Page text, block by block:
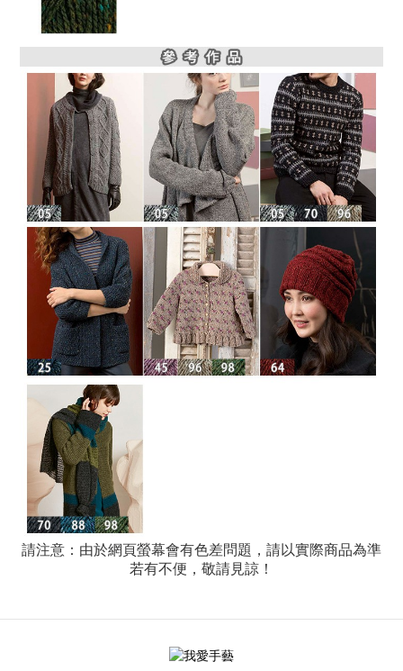
請注意：由於網頁螢幕會有色差問題，請以實際商品為準
若有不便，敬請見諒！